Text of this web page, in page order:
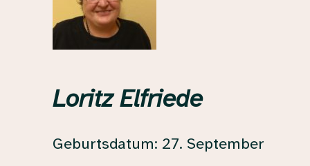
Loritz Elfriede
Geburtsdatum: 27. September